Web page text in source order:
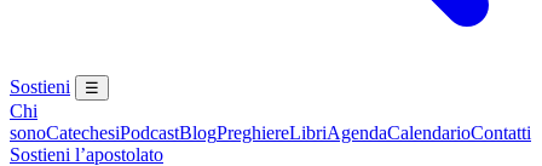
Sostieni ☰
Chi
sonoCatechesiPodcastBlogPreghiereLibriAgendaCalendarioContatti
Sostieni l’apostolato